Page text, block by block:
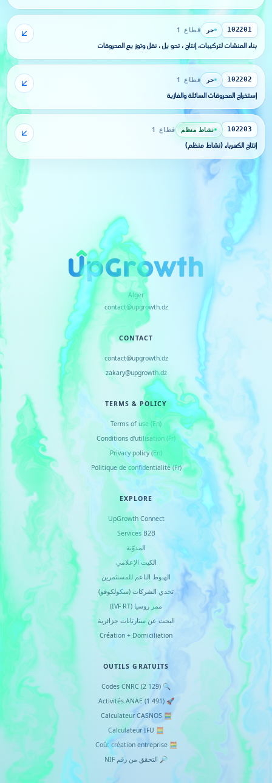
102201 حر قطاع 1
بناء المنشآت لتركيبات، إنتاج ، تحو يل ، نقل وتوز يع المحروقات
102202 حر قطاع 1
إستخراج المحروقات السائلة والغازية
102203 نشاط منظم قطاع 1
إنتاج الكهرباء (نشاط منظم)
Alger
contact@upgrowth.dz
CONTACT
contact@upgrowth.dz
zakary@upgrowth.dz
TERMS & POLICY
Terms of use (En)
Conditions d'utilisation (Fr)
Privacy policy (En)
Politique de confidentialité (Fr)
EXPLORE
UpGrowth Connect
Services B2B
المدوّنة
الكيت الإعلامي
الهبوط الناعم للمستثمرين
تحدي الشركات (سكولكوفو)
ممر روسيا (IVF RT)
البحث عن ستارتابات جزائرية
Création + Domiciliation
OUTILS GRATUITS
🔍 Codes CNRC (2 129)
🚀 Activités ANAE (1 491)
🧮 Calculateur CASNOS
🧮 Calculateur IFU
🧮 Coût création entreprise
🔎 التحقق من رقم NIF